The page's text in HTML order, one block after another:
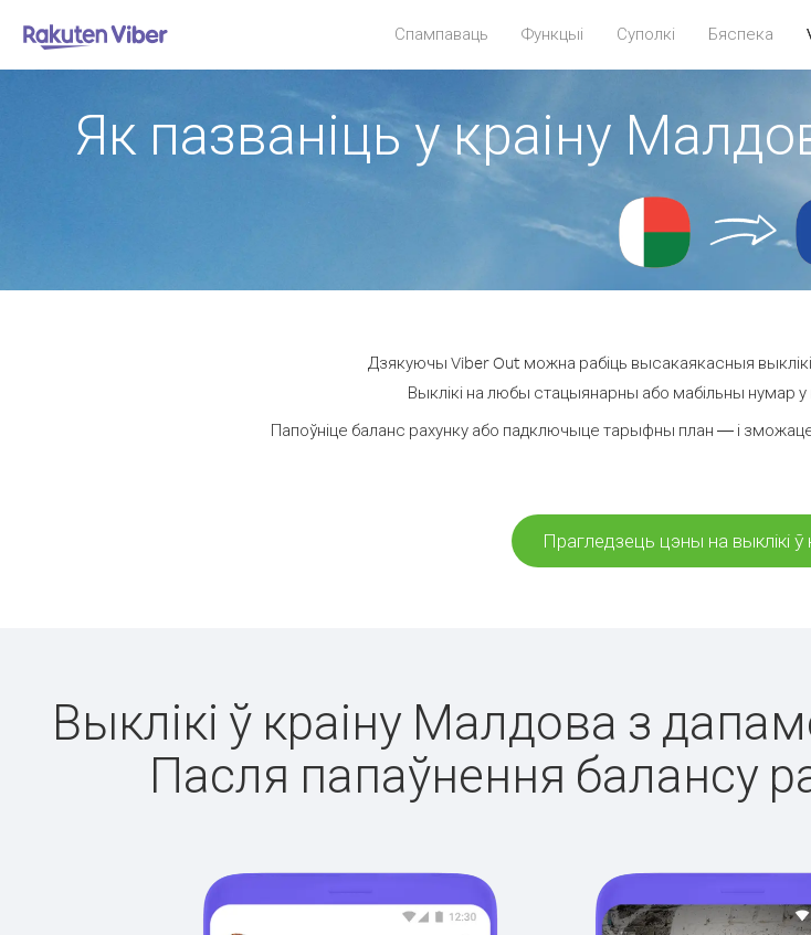
Спампаваць Функцыі Суполкі Бяспека
Як пазваніць у краіну
Дзякуючы Viber Out можна рабіць высакаякасныя
Выклікі на любы стацыянарны або мабільны нумар у
Папоўніце баланс рахунку або падключыце тарыфны план — і зможаце
Прагледзець цэны на выклікі
Выклікі ў краіну Малдова з
Пасля папаўнення балансу